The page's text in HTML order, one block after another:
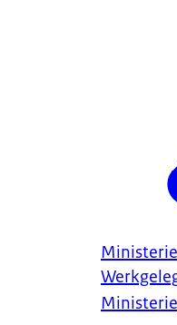
Ministerie